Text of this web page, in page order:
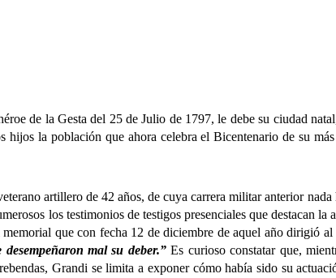
la Gesta del 25 de Julio de 1797, le debe su ciudad
la población que ahora celebra el Bicentenario de su
artillero de 42 años, de cuya carrera militar anterior nada
los testimonios de testigos presenciales que destacan la
que con fecha 12 de diciembre de aquel año dirigió
desempeñaron mal su deber.” Es curioso constatar que,
Grandi se limita a exponer cómo había sido su